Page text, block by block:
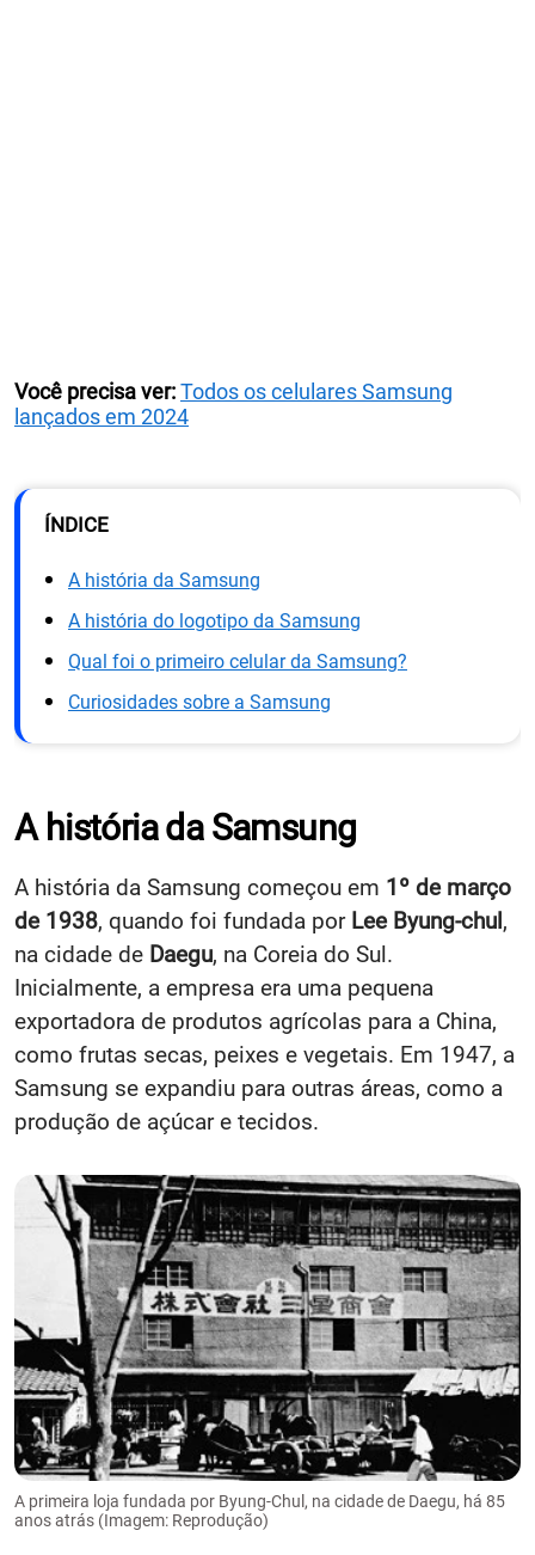
Você precisa ver:Todos os celulares Samsung
lançados em 2024
ÍNDICE
A história da Samsung
A história do logotipo da Samsung
Qual foi o primeiro celular da Samsung?
Curiosidades sobre a Samsung
A história da Samsung
A história da Samsung começou em 1º de março
de 1938, quando foi fundada por Lee Byung-chul,
na cidade de Daegu, na Coreia do Sul.
Inicialmente, a empresa era uma pequena
exportadora de produtos agrícolas para a China,
como frutas secas, peixes e vegetais. Em 1947, a
Samsung se expandiu para outras áreas, como a
produção de açúcar e tecidos.
A primeira loja fundada por Byung-Chul, na cidade de Daegu, há 85
anos atrás (Imagem: Reprodução)